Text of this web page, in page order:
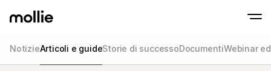
NotizieArticoli e guideStorie di successoDocumentiWebinar